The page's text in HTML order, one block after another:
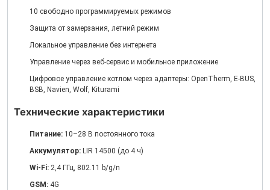
10 свободно программируемых режимов
Защита от замерзания, летний режим
Локальное управление без интернета
Управление через веб-сервис и мобильное приложение
Цифровое управление котлом через адаптеры: OpenTherm, E-BUS,
BSB, Navien, Wolf, Kiturami
Технические характеристики
Питание: 10–28 В постоянного тока
Аккумулятор: LIR 14500 (до 4 ч)
Wi-Fi: 2,4 ГГц, 802.11 b/g/n
GSM: 4G